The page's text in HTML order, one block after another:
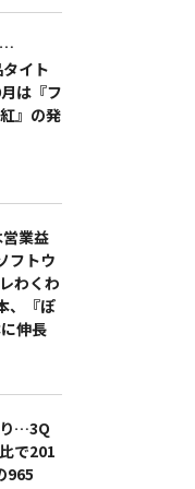
…
イト
は『フ
』の発
業益
フトウ
わくわ
、『ぽ
伸長
…3Q
で201
965